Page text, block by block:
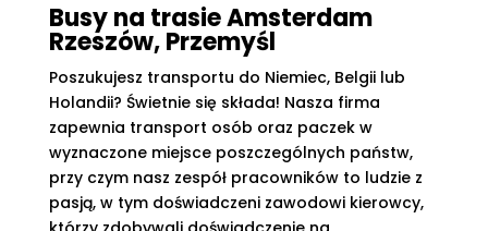
Busy na trasie Amsterdam
Rzeszów, Przemyśl
Poszukujesz transportu do Niemiec, Belgii lub
Holandii? Świetnie się składa! Nasza firma
zapewnia transport osób oraz paczek w
wyznaczone miejsce poszczególnych państw,
przy czym nasz zespół pracowników to ludzie z
pasją, w tym doświadczeni zawodowi kierowcy,